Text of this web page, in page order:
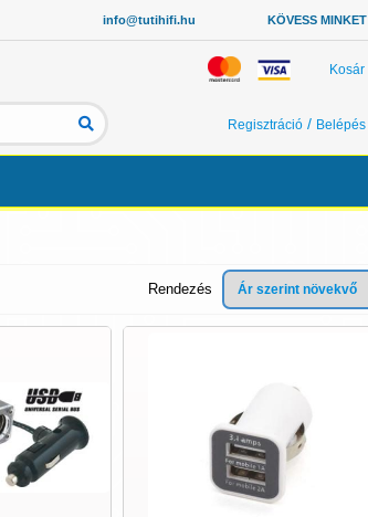
info@tutihifi.hu KÖVESS MINKET
Kosár
Regisztráció / Belépés
Rendezés